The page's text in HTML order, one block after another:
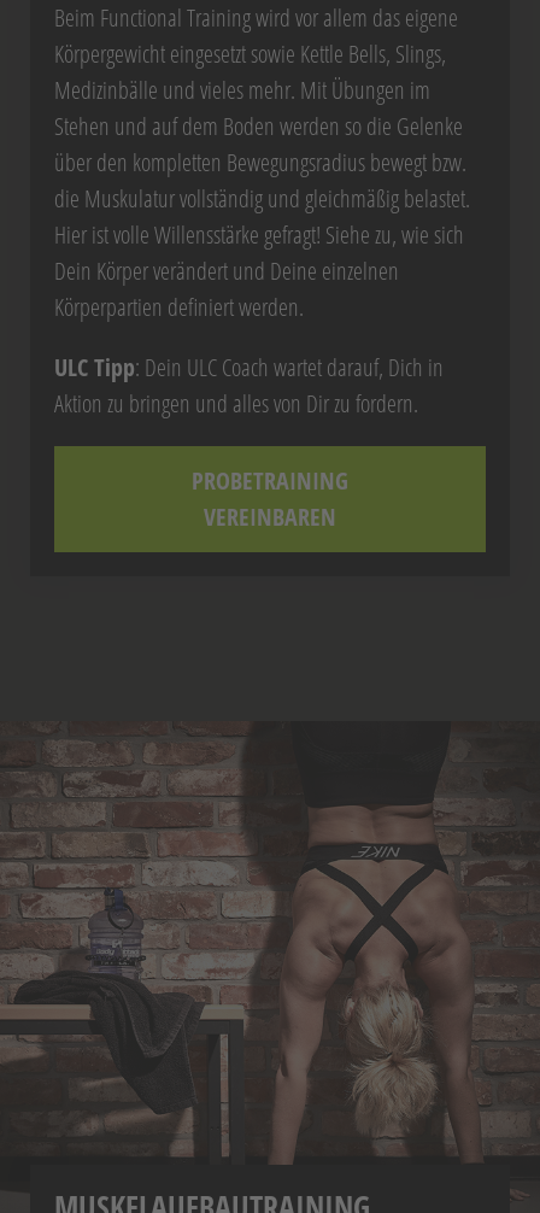
Beim Functional Training wird vor allem das eigene
Körpergewicht eingesetzt sowie Kettle Bells, Slings,
Medizinbälle und vieles mehr. Mit Übungen im
Stehen und auf dem Boden werden so die Gelenke
über den kompletten Bewegungsradius bewegt bzw.
die Muskulatur vollständig und gleichmäßig belastet.
Hier ist volle Willensstärke gefragt! Siehe zu, wie sich
Dein Körper verändert und Deine einzelnen
Körperpartien definiert werden.
ULC Tipp: Dein ULC Coach wartet darauf, Dich in
Aktion zu bringen und alles von Dir zu fordern.
PROBETRAINING
VEREINBAREN